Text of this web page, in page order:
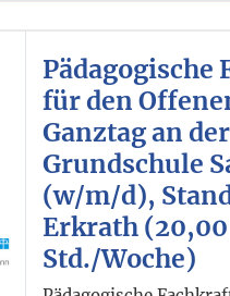
Pädagogische
für den
Ganztag an der
Grundschule
(w/m/d),
Erkrath (20,00
Std./Woche)